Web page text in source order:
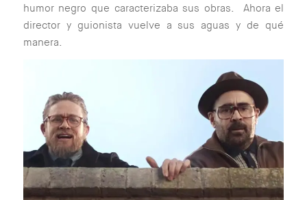
humor negro que caracterizaba sus obras. Ahora el
director y guionista vuelve a sus aguas y de qué
manera.